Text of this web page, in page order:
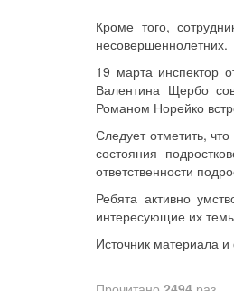
Кроме того,
несовершеннолетних.
19 марта инспектор
Валентина Щербо
Романом Норейко
Следует отметить,
состояния
ответственности
Ребята активно
интересующие их
Источник материала